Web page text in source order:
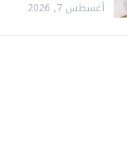
أغسطس 7, 2026